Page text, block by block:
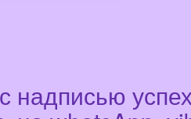
надписью